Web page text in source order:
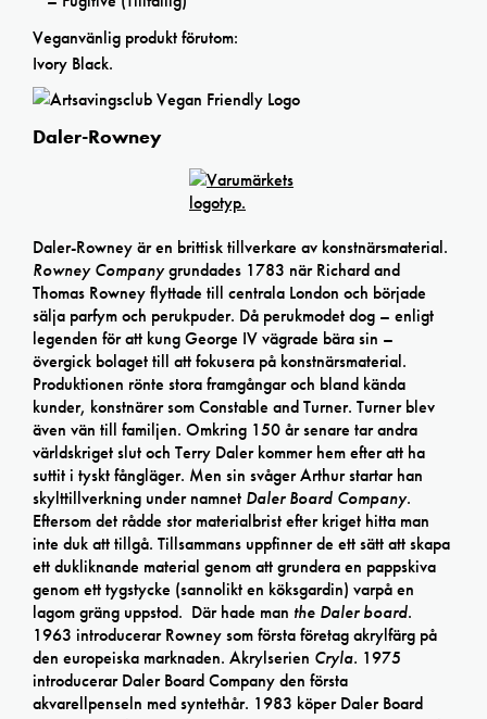
Veganvänlig produkt förutom:
Ivory Black.
Daler-Rowney
Daler-Rowney är en brittisk tillverkare av konstnärsmaterial.
Rowney Companygrundades 1783 när Richard and
Thomas Rowney flyttade till centrala London och började
sälja parfym och perukpuder. Då perukmodet dog – enligt
legenden för att kung George IV vägrade bära sin –
övergick bolaget till att fokusera på konstnärsmaterial.
Produktionen rönte stora framgångar och bland kända
kunder, konstnärer som Constable and Turner. Turner blev
även vän till familjen. Omkring 150 år senare tar andra
världskriget slut och Terry Daler kommer hem efter att ha
suttit i tyskt fångläger. Men sin svåger Arthur startar han
skylttillverkning under namnet Daler Board Company.
Eftersom det rådde stor materialbrist efter kriget hitta man
inte duk att tillgå. Tillsammans uppfinner de ett sätt att skapa
ett dukliknande material genom att grundera en pappskiva
genom ett tygstycke (sannolikt en köksgardin) varpå en
lagom gräng uppstod. Där hade man the Daler board.
1963 introducerar Rowney som första företag akrylfärg på
den europeiska marknaden. Akrylserien Cryla. 1975
introducerar Daler Board Company den första
akvarellpenseln med syntethår. 1983 köper Daler Board